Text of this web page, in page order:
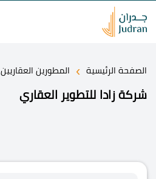
الصفحة الرئيسية › المطورين العقاريين
شركة زادا للتطوير العقاري